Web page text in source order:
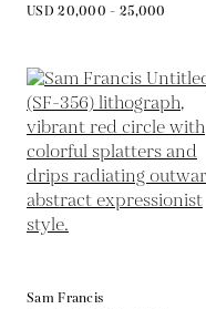
USD 20,000 - 25,000
Sam Francis